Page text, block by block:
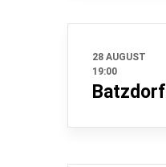
28 AUGUST
19:00
Batzdorf